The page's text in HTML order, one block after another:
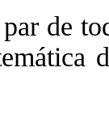
de